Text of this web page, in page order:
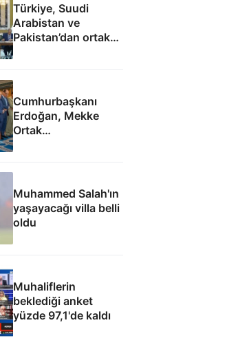
Türkiye, Suudi
Arabistan ve
Pakistan’dan ortak
savunma
metni
Cumhurbaşkanı
Erdoğan, Mekke
Ortak
Anlaşması'ndan
kıldı
Muhammed Salah'ın
yaşayacağı villa belli
oldu
Muhaliflerin
beklediği anket
yüzde 97,1'de kaldı